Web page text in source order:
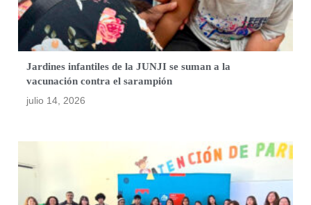
Jardines infantiles de la JUNJI se suman a la
vacunación contra el sarampión
julio 14, 2026